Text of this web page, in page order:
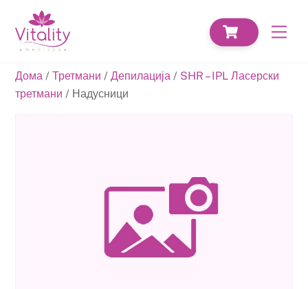
content
CART
Дома /Третмани /Депилација / SHR – IPL Ласерски
третмани / Надусници